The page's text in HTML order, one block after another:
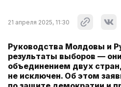
21 апреля 2025, 11:30
Руководства Молдовы и
результаты выборов —
объединением двух
не исключен. Об этом